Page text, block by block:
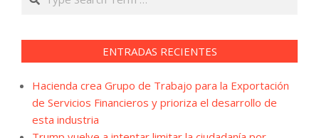
ENTRADAS RECIENTES
Hacienda crea Grupo de Trabajo para la Exportación
de Servicios Financieros y prioriza el desarrollo de
esta industria